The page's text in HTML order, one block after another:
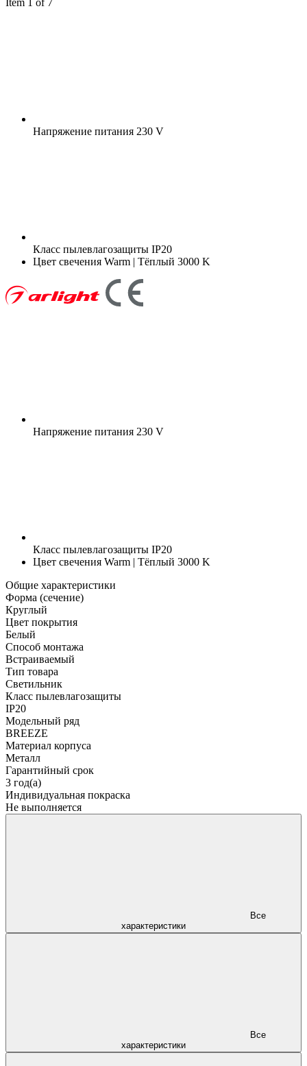
Напряжение питания 230 V
Класс пылевлагозащиты IP20
Цвет свечения Warm | Тёплый 3000 K
Напряжение питания 230 V
Класс пылевлагозащиты IP20
Цвет свечения Warm | Тёплый 3000 K
Общие характеристики
Форма (сечение)
Круглый
Цвет покрытия
Белый
Способ монтажа
Встраиваемый
Тип товара
Светильник
Класс пылевлагозащиты
IP20
Модельный ряд
BREEZE
Материал корпуса
Металл
Гарантийный срок
3 год(а)
Индивидуальная покраска
Не выполняется
характеристики
характеристики